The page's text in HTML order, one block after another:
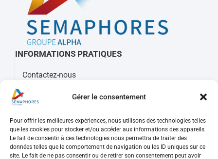
Gérer le consentement
Pour offrir les meilleures expériences, nous utilisons des technologies telles
que les cookies pour stocker et/ou accéder aux informations des appareils.
Le fait de consentir à ces technologies nous permettra de traiter des
données telles que le comportement de navigation ou les ID uniques sur ce
site. Le fait de ne pas consentir ou de retirer son consentement peut avoir
INFORMATIONS PRATIQUES
Contactez-nous
Mots clés, sigles et glossaire
REJOIGNEZ-NOUS
Nos offres d’emploi
Consulter votre compte